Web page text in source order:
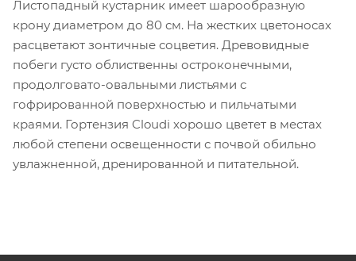
Листопадный кустарник имеет шарообразную
крону диаметром до 80 см. На жестких цветоносах
расцветают зонтичные соцветия. Древовидные
побеги густо облиственны остроконечными,
продолговато-овальными листьями с
гофрированной поверхностью и пильчатыми
краями. Гортензия Cloudi хорошо цветет в местах
любой степени освещенности с почвой обильно
увлажненной, дренированной и питательной.